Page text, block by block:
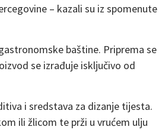
– kazali su iz spomenute
baštine. Priprema se
se izrađuje isključivo od
i sredstava za dizanje tijesta.
ili žlicom te prži u vrućem ulju